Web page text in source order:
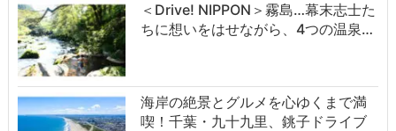
＜Drive! NIPPON＞霧島…幕末志士た
ちに想いをはせながら、4つの温泉…
海岸の絶景とグルメを心ゆくまで満
喫！千葉・九十九里、銚子ドライブ